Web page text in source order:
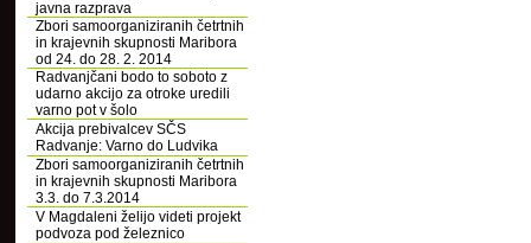
javna razprava
Zbori samoorganiziranih četrtnih
in krajevnih skupnosti Maribora
od 24. do 28. 2. 2014
Radvanjčani bodo to soboto z
udarno akcijo za otroke uredili
varno pot v šolo
Akcija prebivalcev SČS
Radvanje: Varno do Ludvika
Zbori samoorganiziranih četrtnih
in krajevnih skupnosti Maribora
3.3. do 7.3.2014
V Magdaleni želijo videti projekt
podvoza pod železnico